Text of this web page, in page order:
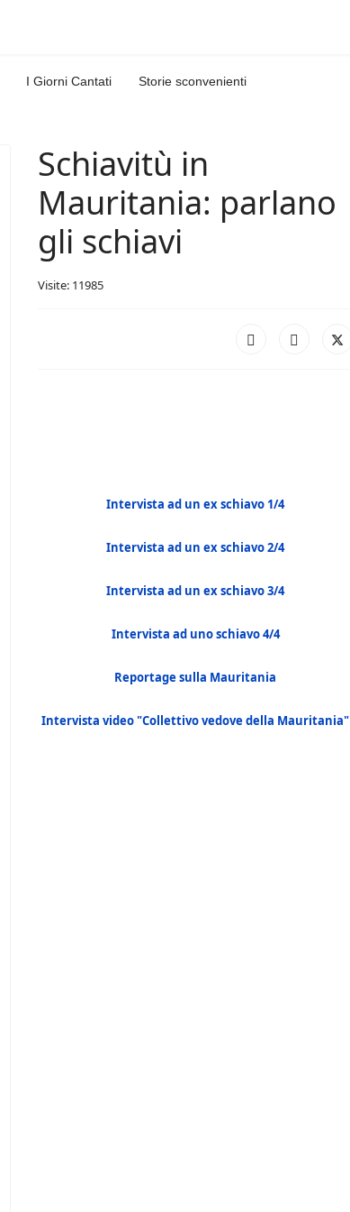
I Giorni Cantati Storie sconvenienti
Schiavitù in
Mauritania: parlano
gli schiavi
Visite: 11985
Intervista ad un ex schiavo 1/4
Intervista ad un ex schiavo 2/4
Intervista ad un ex schiavo 3/4
Intervista ad uno schiavo 4/4
Reportage sulla Mauritania
Intervista video "Collettivo vedove della Mauritania"